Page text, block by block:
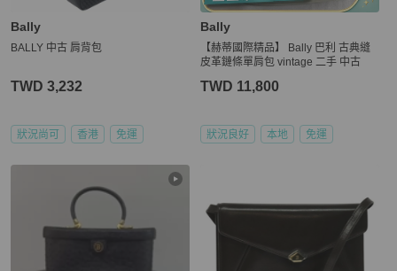
Bally
BALLY 中古 肩背包
TWD 3,232
狀況尚可 香港 免運
Bally
【赫蒂國際精品】 Bally 巴利 古典縫
皮革鏈條單肩包 vintage 二手 中古
TWD 11,800
狀況良好 本地 免運